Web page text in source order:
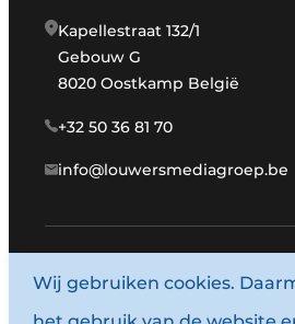
Kapellestraat 132/1
Gebouw G
8020 Oostkamp België
+32 50 36 81 70
info@louwersmediagroep.be
Wij gebruiken cookies.